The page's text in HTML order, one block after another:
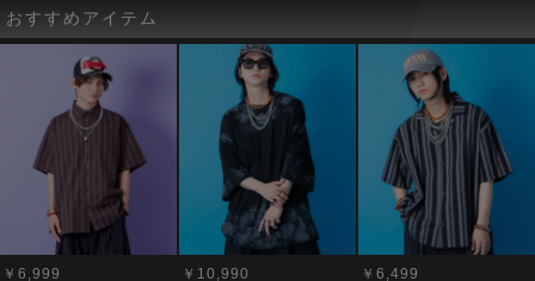
おすすめアイテム
￥6,999 ￥10,990 ￥6,499